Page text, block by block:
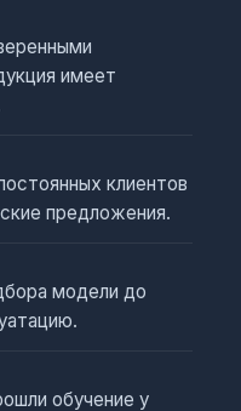
имеет
клиентов
предложения.
модели до
обучение у